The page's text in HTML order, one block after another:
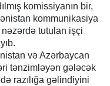
komissiyanın bir,
kommunikasiya
nəzərdə tutulan işçi
və Azərbaycan
tənzimləyən gələcək
razılığa gəlindiyini